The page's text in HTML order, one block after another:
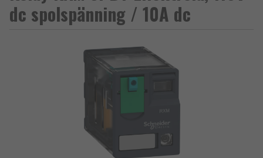
dc spolspänning / 10A dc